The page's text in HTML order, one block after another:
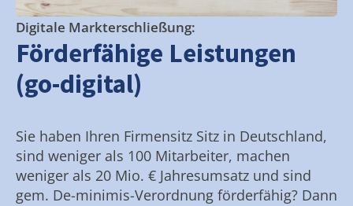
Digitale Markterschließung:
Förderfähige Leistungen
(go-digital)
Sie haben Ihren Firmensitz Sitz in Deutschland,
sind weniger als 100 Mitarbeiter, machen
weniger als 20 Mio. € Jahresumsatz und sind
gem. De-minimis-Verordnung förderfähig? Dann